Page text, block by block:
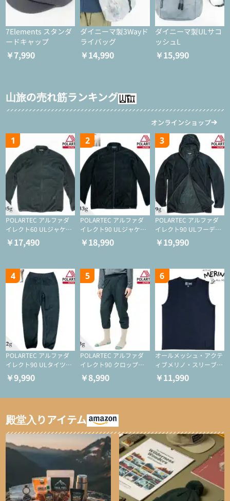
7Elements スタンダ
ードキャップ
￥7,990
ダイニーマ製3Wayド
ライバッグ
￥14,990
ダイニーマ製ULサコ
ッシュL
￥15,990
山旅の売れ筋ランキング
オンラインショップ
1
POLARTEC アルファダ
イレクト60 ULジャケッ
ト（登山/ミドルレイヤ
ー/化繊ジャケット）
￥17,490
2
POLARTEC アルファダ
イレクト90 ULジャケッ
ト（アクティブインサレ
ーション/ミドルレイヤ
￥18,990
3
POLARTEC アルファダ
イレクト90 ULフーディ
（アクティブインサレー
ション/ミドルレイヤー/
￥19,990
4
POLARTEC アルファダ
イレクト90 ULタイツ
（アクティブインサレー
ション/テント泊用パジ
￥9,990
5
POLARTEC アルファダ
イレクト90 クロップド
ULタイツ（アクティブ
インサレーション/テン
￥8,990
6
オールメッシュ・アクテ
ィブメリノ・スリーブレ
ス
￥11,990
殿堂入りアイテム